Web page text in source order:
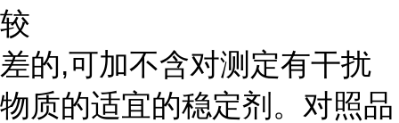
较
差的,可加不含对测定有干扰
物质的适宜的稳定剂。对照品